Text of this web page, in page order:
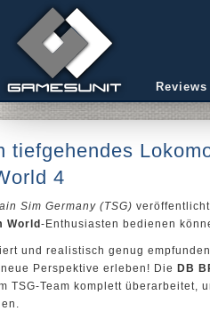
tiefgehendes
4
Sim Germany (TSG)
World -Enthusiasten bedienen
und realistisch genug
Perspektive erleben! Die DB
TSG-Team komplett überarbeitet,